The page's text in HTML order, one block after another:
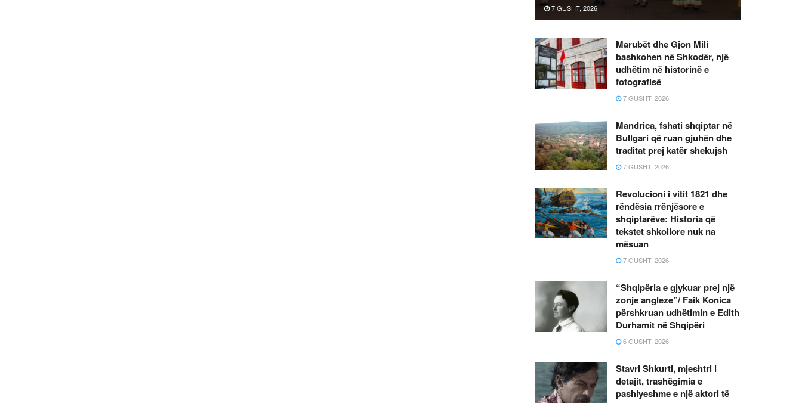
7 GUSHT, 2026
Marubët dhe Gjon Mili
bashkohen në Shkodër, një
udhëtim në historinë e
fotografisë
7 GUSHT, 2026
Mandrica, fshati shqiptar në
Bullgari që ruan gjuhën dhe
traditat prej katër shekujsh
7 GUSHT, 2026
Revolucioni i vitit 1821 dhe
rëndësia rrënjësore e
shqiptarëve: Historia që
tekstet shkollore nuk na
mësuan
7 GUSHT, 2026
“Shqipëria e gjykuar prej një
zonje angleze”/ Faik Konica
përshkruan udhëtimin e Edith
Durhamit në Shqipëri
6 GUSHT, 2026
Stavri Shkurti, mjeshtri i
detajit, trashëgimia e
pashlyeshme e një aktori të